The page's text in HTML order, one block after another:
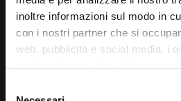
inoltre informazioni sul modo in
con i nostri partner che si
web, pubblicità e social media, i
mera chiusura del banner non
Via Giuditta Pasta 2, Como
(+39) 031 431 3066
info@carspecialist.eu